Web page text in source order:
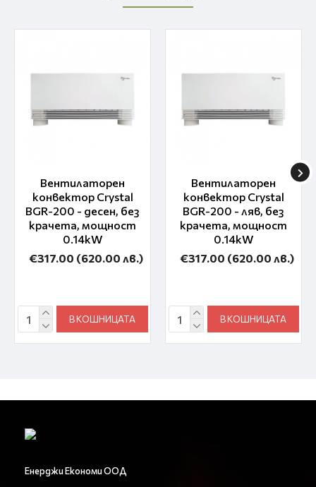
Вентилаторен
конвектор Crystal
BGR-200 - десен, без
крачета, мощност
0.14kW
€317.00 (620.00 лв.)
В КОШНИЦАТА
Вентилаторен
конвектор Crystal
BGR-200 - ляв, без
крачета, мощност
0.14kW
€317.00 (620.00 лв.)
В КОШНИЦАТА
Енерджи Економи ООД